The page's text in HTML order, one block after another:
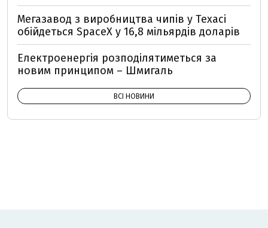
Мегазавод з виробництва чипів у Техасі
обійдеться SpaceX у 16,8 мільярдів доларів
Електроенергія розподілятиметься за
новим принципом – Шмигаль
ВСІ НОВИНИ